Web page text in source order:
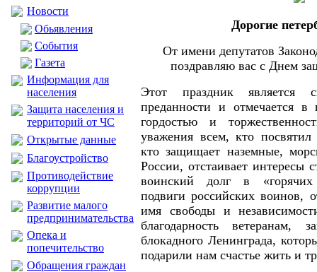
Новости
Обьявления
События
Газета
Информация для
населения
Защита населения и
территорий от ЧС
Открытые данные
Благоустройство
Противодействие
коррупции
Развитие малого
предпринимательства
Опека и
попечительство
Обращения граждан
Дорогие
От имени депутатов
поздравляю вас с Днем
Этот праздник является
преданности и отмечается
гордостью и
уважения всем, кто
кто защищает наземные,
России, отстаивает интересы
воинский долг в
подвиги российских воинов,
имя свободы и
благодарность ветеранам,
блокадного Ленинграда,
подарили нам счастье жить и